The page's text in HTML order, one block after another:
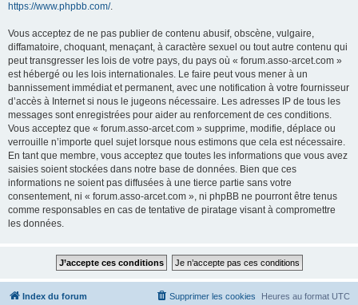
https://www.phpbb.com/.
Vous acceptez de ne pas publier de contenu abusif, obscène, vulgaire,
diffamatoire, choquant, menaçant, à caractère sexuel ou tout autre contenu qui
peut transgresser les lois de votre pays, du pays où « forum.asso-arcet.com »
est hébergé ou les lois internationales. Le faire peut vous mener à un
bannissement immédiat et permanent, avec une notification à votre fournisseur
d’accès à Internet si nous le jugeons nécessaire. Les adresses IP de tous les
messages sont enregistrées pour aider au renforcement de ces conditions.
Vous acceptez que « forum.asso-arcet.com » supprime, modifie, déplace ou
verrouille n’importe quel sujet lorsque nous estimons que cela est nécessaire.
En tant que membre, vous acceptez que toutes les informations que vous avez
saisies soient stockées dans notre base de données. Bien que ces
informations ne soient pas diffusées à une tierce partie sans votre
consentement, ni « forum.asso-arcet.com », ni phpBB ne pourront être tenus
comme responsables en cas de tentative de piratage visant à compromettre
les données.
Index du forum Heures au format UTC
Supprimer les cookies